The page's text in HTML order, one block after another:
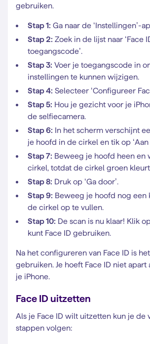
gebruiken.
Stap 1: Ga naar de ‘Instellingen’-
Stap 2: Zoek in de lijst naar ‘Face
toegangscode’.
Stap 3: Voer je toegangscode in
instellingen te kunnen wijzigen.
Stap 4: Selecteer ‘Configureer
Stap 5: Hou je gezicht voor je
de selfiecamera.
Stap 6: In het scherm verschijnt
je hoofd in de cirkel en tik op ‘Aan
Stap 7: Beweeg je hoofd heen en
cirkel, totdat de cirkel groen
Stap 8: Druk op ‘Ga door’.
Stap 9: Beweeg je hoofd nog een
de cirkel op te vullen.
Stap 10: De scan is nu klaar! Klik
kunt Face ID gebruiken.
Na het configureren van Face ID is
gebruiken. Je hoeft Face ID niet apart
je iPhone.
Face ID uitzetten
Als je Face ID wilt uitzetten kun je de
stappen volgen: